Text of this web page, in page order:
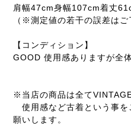
肩幅47cm身幅107cm着丈
（※測定値の若干の誤差はご
【コンディション】
GOOD 使用感ありますが全
※当店の商品は全て
使用感など古着という事を
願いします。